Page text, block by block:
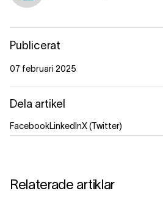
Publicerat
07 februari 2025
Dela artikel
FacebookLinkedInX (Twitter)
Relaterade artiklar